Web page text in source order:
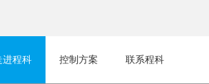
进程科 控制方案 联系程科